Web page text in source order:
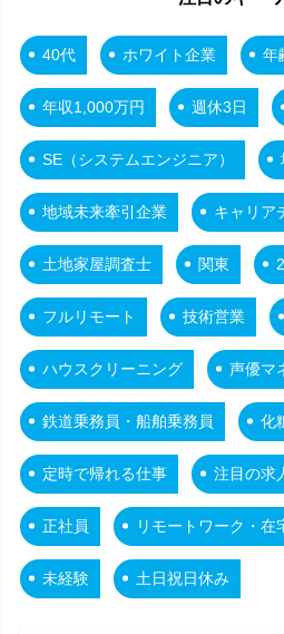
40代 ホワイト企業 年
年収1,000万円 週休3日
SE（システムエンジニア）
地域未来牽引企業 キャリア
土地家屋調査士 関東
フルリモート 技術営業
ハウスクリーニング 声優マ
鉄道乗務員・船舶乗務員 化
定時で帰れる仕事 注目の求
正社員 リモートワーク・在
未経験 土日祝日休み